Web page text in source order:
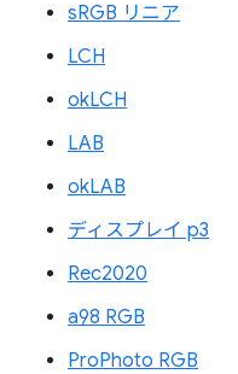
sRGB リニア
LCH
okLCH
LAB
okLAB
ディスプレイ p3
Rec2020
a98 RGB
ProPhoto RGB